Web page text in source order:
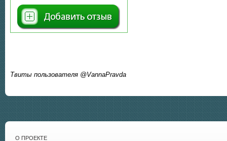
Твиты пользователя @VannaPravda
О ПРОЕКТЕ